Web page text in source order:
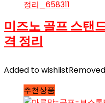
미즈노 골프 스탠
격 정리
Added to wishlist
추천상품